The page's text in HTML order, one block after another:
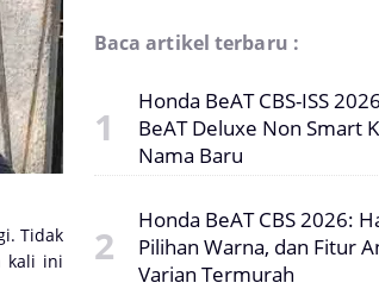
Tidak
kali ini
Baca artikel terbaru :
Honda BeAT CBS-ISS
BeAT Deluxe Non Smart
Nama Baru
Honda BeAT CBS 2026:
Pilihan Warna, dan Fitur
Varian Termurah